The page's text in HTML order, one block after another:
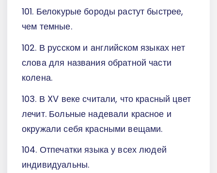
101. Белокурые бороды растут быстрее,
чем темные.
102. В русском и английском языках нет
слова для названия обратной части
колена.
103. В XV веке считали, что красный цвет
лечит. Больные надевали красное и
окружали себя красными вещами.
104. Отпечатки языка у всех людей
индивидуальны.